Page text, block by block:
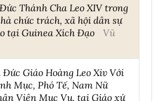
Thánh Cha Leo XIV trong
chức trách, xã hội dân sự
tại Guinea Xích Đạo
Vũ
Giáo Hoàng Leo Xiv Với
Mục, Phó Tế, Nam Nữ
Viên Mục Vụ, tại Giáo xứ